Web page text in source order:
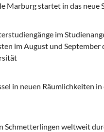
Marburg startet in das neue
im
im August und September
in neuen Räumlichkeiten in
Schmetterlingen weltweit